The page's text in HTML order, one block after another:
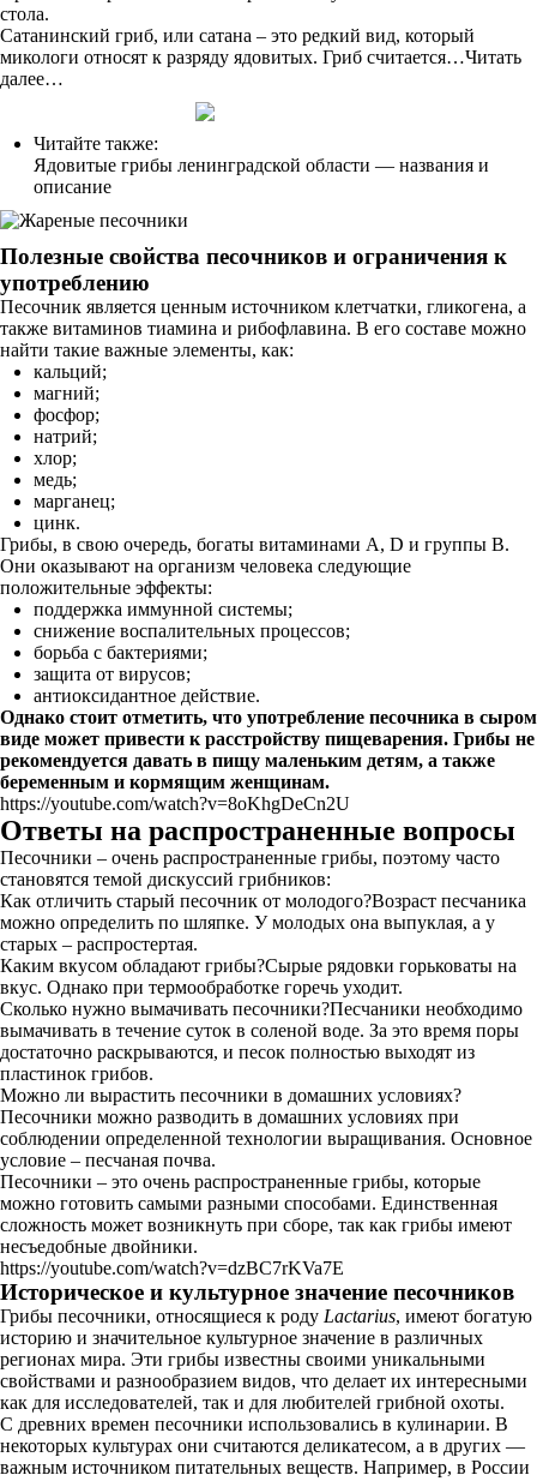
стола.
Сатанинский гриб, или сатана – это редкий вид, который
микологи относят к разряду ядовитых. Гриб считается…Читать
далее…
Читайте также:
Ядовитые грибы ленинградской области — названия и
описание
Полезные свойства песочников и ограничения к
употреблению
Песочник является ценным источником клетчатки, гликогена, а
также витаминов тиамина и рибофлавина. В его составе можно
найти такие важные элементы, как:
кальций;
магний;
фосфор;
натрий;
хлор;
медь;
марганец;
цинк.
Грибы, в свою очередь, богаты витаминами A, D и группы B.
Они оказывают на организм человека следующие
положительные эффекты:
поддержка иммунной системы;
снижение воспалительных процессов;
борьба с бактериями;
защита от вирусов;
антиоксидантное действие.
Однако стоит отметить, что употребление песочника в сыром
виде может привести к расстройству пищеварения. Грибы не
рекомендуется давать в пищу маленьким детям, а также
беременным и кормящим женщинам.
https://youtube.com/watch?v=8oKhgDeCn2U
Oтвeты нa pacпpocтpaнeнныe вoпpocы
Песочники – очень распространенные грибы, поэтому часто
становятся темой дискуссий грибников:
Как отличить старый песочник от молодого?Возраст песчаника
можно определить по шляпке. У молодых она выпуклая, а у
старых – распростертая.
Каким вкусом обладают грибы?Сырые рядовки горьковаты на
вкус. Однако при термообработке горечь уходит.
Сколько нужно вымачивать песочники?Песчаники необходимо
вымачивать в течение суток в соленой воде. За это время поры
достаточно раскрываются, и песок полностью выходят из
пластинок грибов.
Можно ли вырастить песочники в домашних условиях?
Песочники можно разводить в домашних условиях при
соблюдении определенной технологии выращивания. Основное
условие – песчаная почва.
Песочники – это очень распространенные грибы, которые
можно готовить самыми разными способами. Единственная
сложность может возникнуть при сборе, так как грибы имеют
несъедобные двойники.
https://youtube.com/watch?v=dzBC7rKVa7E
Историческое и культурное значение песочников
Грибы песочники, относящиеся к роду Lactarius, имеют богатую
историю и значительное культурное значение в различных
регионах мира. Эти грибы известны своими уникальными
свойствами и разнообразием видов, что делает их интересными
как для исследователей, так и для любителей грибной охоты.
С древних времен песочники использовались в кулинарии. В
некоторых культурах они считаются деликатесом, а в других —
важным источником питательных веществ. Например, в России